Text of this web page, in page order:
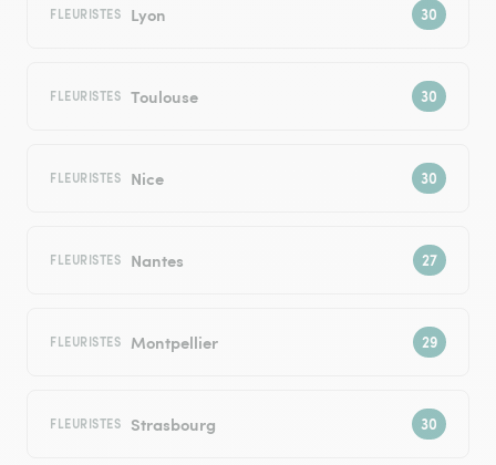
FLEURISTES Lyon
FLEURISTES Toulouse
FLEURISTES Nice
FLEURISTES Nantes
FLEURISTES Montpellier
FLEURISTES Strasbourg